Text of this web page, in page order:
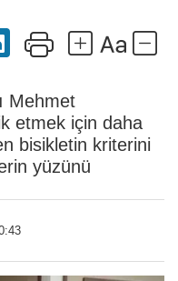
Mehmet
etmek için daha
bisikletin kriterini
yüzünü